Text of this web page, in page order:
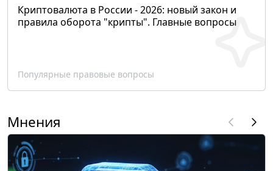
Криптовалюта в России - 2026: новый закон и
правила оборота "крипты". Главные вопросы
Популярные правовые вопросы
Мнения